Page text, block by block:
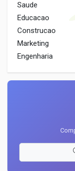
Saude
Educacao
Construcao
Marketing
Engenharia